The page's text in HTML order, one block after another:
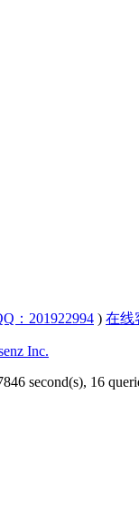
：201922994 ) 在线
Inc.
second(s), 16